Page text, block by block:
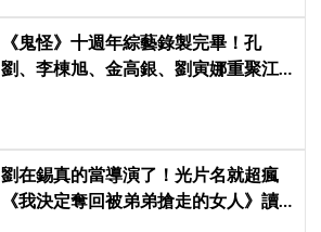
《鬼怪》十週年綜藝錄製完畢！孔
劉、李棟旭、金高銀、劉寅娜重聚江
劉在錫真的當導演了！光片名就超瘋
《我決定奪回被弟弟搶走的女人》讀